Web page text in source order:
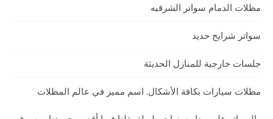
مظلات الدمام سواتر الشرقيه
سواتر شرايح حديد
جلسات خارجية للمنازل الحديثة
مظلات سيارات بكافة الأشكال. اسم مميز في عالم المظلات